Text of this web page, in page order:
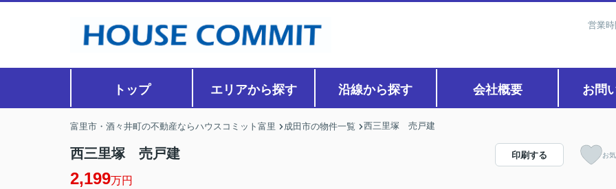
営業
トップ エリアから探す 沿線から探す 会社概要 お問
富里市・酒々井町の不動産ならハウスコミット富里 成田市の物件一覧 西三里塚 売戸建
西三里塚 売戸建
2,199万円
印刷する お